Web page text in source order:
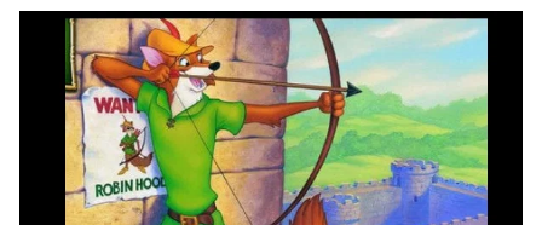
è difficile che Di Maio possa contarlo nella sua
squadra